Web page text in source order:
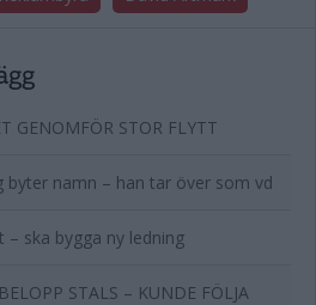
GENOMFÖR STOR FLYTT
byter namn – han tar över som vd
ska bygga ny ledning
STALS – KUNDE FÖLJA